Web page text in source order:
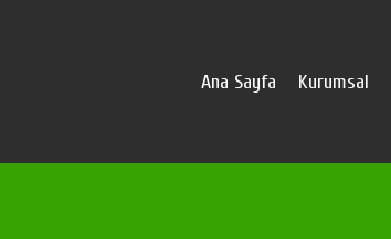
Ana Sayfa Kurumsal